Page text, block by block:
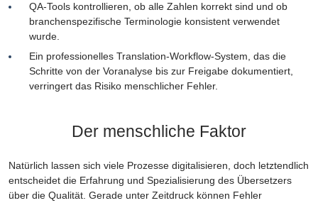
QA-Tools kontrollieren, ob alle Zahlen korrekt sind und ob
branchenspezifische Terminologie konsistent verwendet
wurde.
Ein professionelles Translation-Workflow-System, das die
Schritte von der Voranalyse bis zur Freigabe dokumentiert,
verringert das Risiko menschlicher Fehler.
Der menschliche Faktor
Natürlich lassen sich viele Prozesse digitalisieren, doch letztendlich
entscheidet die Erfahrung und Spezialisierung des Übersetzers
über die Qualität. Gerade unter Zeitdruck können Fehler